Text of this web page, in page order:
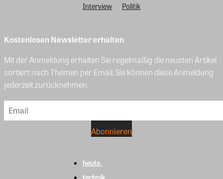
Interview
Politik
Kostenlosen Newsletter erhalten
Mit der Anmeldung erhalten Sie regelmäßig die neusten Artikel
sortiert nach Themen per Email. Sie können diese Anmeldung
jederzeit zurücknehmen.
heute.
technik.